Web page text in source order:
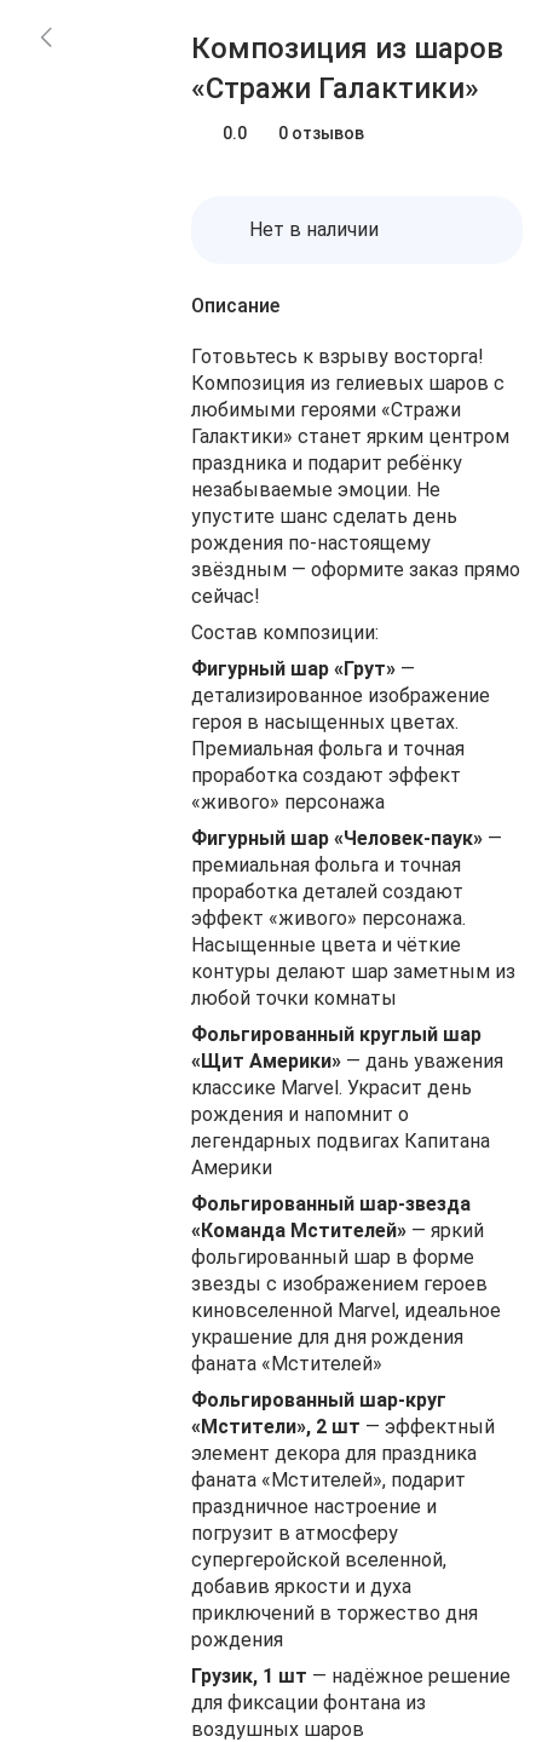
Блог
О нас
Заказы
Композиция из шаров
«Стражи Галактики»
0.0 0 отзывов
Нет в наличии
Описание
Готовьтесь к взрыву восторга!
Композиция из гелиевых шаров с
любимыми героями «Стражи
Галактики» станет ярким центром
праздника и подарит ребёнку
незабываемые эмоции. Не
упустите шанс сделать день
рождения по‑настоящему
звёздным — оформите заказ прямо
сейчас!
Состав композиции:
Фигурный шар «Грут» —
детализированное изображение
героя в насыщенных цветах.
Премиальная фольга и точная
проработка создают эффект
«живого» персонажа
Фигурный шар «Человек-паук» —
премиальная фольга и точная
проработка деталей создают
эффект «живого» персонажа.
Насыщенные цвета и чёткие
контуры делают шар заметным из
любой точки комнаты
Фольгированный круглый шар
«Щит Америки» — дань уважения
классике Marvel. Украсит день
рождения и напомнит о
легендарных подвигах Капитана
Америки
Фольгированный шар-звезда
«Команда Мстителей» — яркий
фольгированный шар в форме
звезды с изображением героев
киновселенной Marvel, идеальное
украшение для дня рождения
фаната «Мстителей»
Фольгированный шар-круг
«Мстители», 2 шт — эффектный
элемент декора для праздника
фаната «Мстителей», подарит
праздничное настроение и
погрузит в атмосферу
супергеройской вселенной,
добавив яркости и духа
приключений в торжество дня
рождения
Грузик, 1 шт — надёжное решение
для фиксации фонтана из
воздушных шаров